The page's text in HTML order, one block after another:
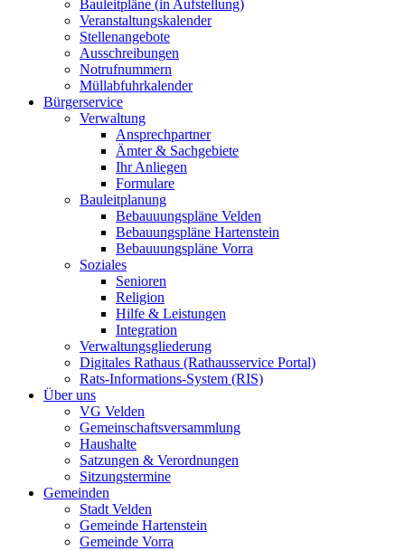
Bauleitpläne (in Aufstellung)
Veranstaltungskalender
Stellenangebote
Ausschreibungen
Notrufnummern
Müllabfuhrkalender
Bürgerservice
Verwaltung
Ansprechpartner
Ämter & Sachgebiete
Ihr Anliegen
Formulare
Bauleitplanung
Bebauuungspläne Velden
Bebauungspläne Hartenstein
Bebauuungspläne Vorra
Soziales
Senioren
Religion
Hilfe & Leistungen
Integration
Verwaltungsgliederung
Digitales Rathaus (Rathausservice Portal)
Rats-Informations-System (RIS)
Über uns
VG Velden
Gemeinschaftsversammlung
Haushalte
Satzungen & Verordnungen
Sitzungstermine
Gemeinden
Stadt Velden
Gemeinde Hartenstein
Gemeinde Vorra